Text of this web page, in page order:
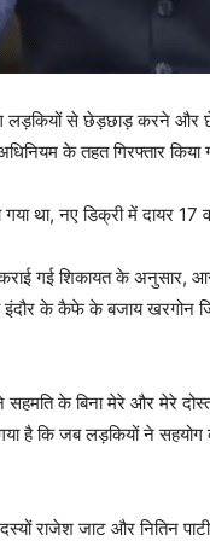
लड़कियों से छेड़छाड़ करने और
के तहत गिरफ्तार किया
था, नए डिक्री में दायर 17
दर्ज कराई गई शिकायत के
इंदौर के कैफे के बजाय खरगोन
सहमति के बिना मेरे और मेरे
है कि जब लड़कियों ने सहयोग
राजेश जाट और नितिन